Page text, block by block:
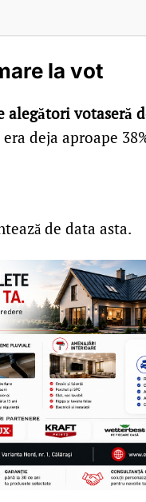
la vot
votaseră
deja aproape
de data asta.